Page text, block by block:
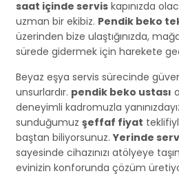
saat içinde servis kapınızda
uzman bir ekibiz. Pendik beko
üzerinden bize ulaştığınızda,
sürede gidermek için harekete
Beyaz eşya servis sürecinde
unsurlardır. pendik beko ustası
deneyimli kadromuzla
sunduğumuz şeffaf fiyat
baştan biliyorsunuz.Yerinde
sayesinde cihazınızı atölyeye
evinizin konforunda çözüm